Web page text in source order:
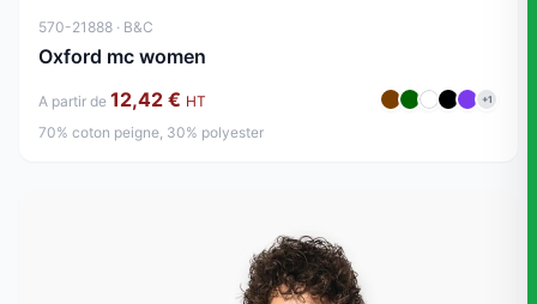
570-21888 · B&C
Oxford mc women
A partir de 12,42 € HT +1
70% coton peigne, 30% polyester